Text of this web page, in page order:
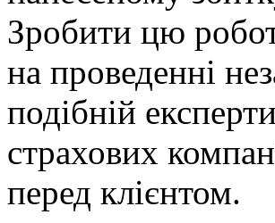
Зробити цю
на проведенні
подібній
страхових
перед клієнтом.